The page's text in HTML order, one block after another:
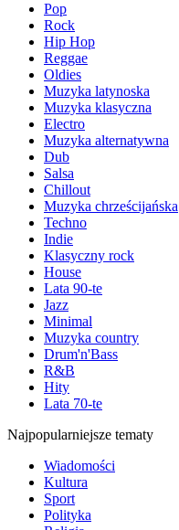
Pop
Rock
Hip Hop
Reggae
Oldies
Muzyka latynoska
Muzyka klasyczna
Electro
Muzyka alternatywna
Dub
Salsa
Chillout
Muzyka chrześcijańska
Techno
Indie
Klasyczny rock
House
Lata 90-te
Jazz
Minimal
Muzyka country
Drum'n'Bass
R&B
Hity
Lata 70-te
Najpopularniejsze tematy
Wiadomości
Kultura
Sport
Polityka